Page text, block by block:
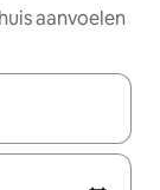
aanvoelen
je een keuze